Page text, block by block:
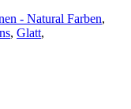
- Natural Farben,
, Glatt,